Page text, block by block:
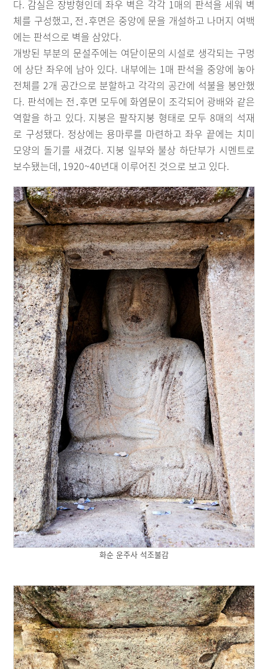
다. 감실은 장방형인데 좌우 벽은 각각 1매의 판석을 세워 벽
체를 구성했고, 전․후면은 중앙에 문을 개설하고 나머지 여백
에는 판석으로 벽을 삼았다.
개방된 부분의 문설주에는 여닫이문의 시설로 생각되는 구멍
에 상단 좌우에 남아 있다. 내부에는 1매 판석을 중앙에 놓아
전체를 2개 공간으로 분할하고 각각의 공간에 석불을 봉안했
다. 판석에는 전․후면 모두에 화염문이 조각되어 광배와 같은
역할을 하고 있다. 지붕은 팔작지붕 형태로 모두 8매의 석재
로 구성됐다. 정상에는 용마루를 마련하고 좌우 끝에는 치미
모양의 돌기를 새겼다. 지붕 일부와 불상 하단부가 시멘트로
보수됐는데, 1920~40년대 이루어진 것으로 보고 있다.
화순 운주사 석조불감